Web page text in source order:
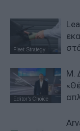
Fleet Strategy
Editor's Choice
Μ.